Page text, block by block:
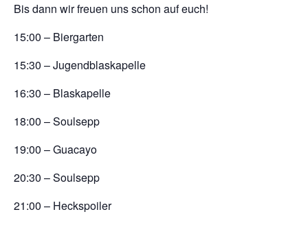
Bis dann wir freuen uns schon auf euch!
15:00 – Biergarten
15:30 – Jugendblaskapelle
16:30 – Blaskapelle
18:00 – Soulsepp
19:00 – Guacayo
20:30 – Soulsepp
21:00 – Heckspoiler